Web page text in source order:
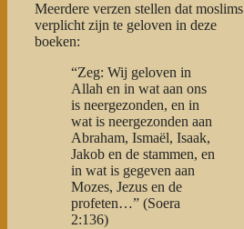
Meerdere verzen stellen dat moslims
verplicht zijn te geloven in deze
boeken:
“Zeg: Wij geloven in
Allah en in wat aan ons
is neergezonden, en in
wat is neergezonden aan
Abraham, Ismaël, Isaak,
Jakob en de stammen, en
in wat is gegeven aan
Mozes, Jezus en de
profeten…” (Soera
2:136)